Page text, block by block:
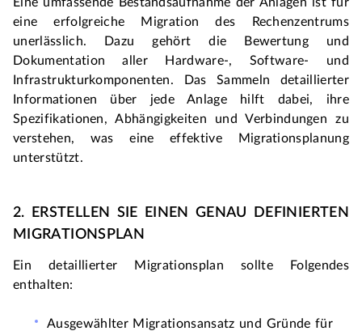
eine erfolgreiche Migration des Rechenzentrums
unerlässlich. Dazu gehört die Bewertung und
Dokumentation aller Hardware-, Software- und
Infrastrukturkomponenten. Das Sammeln detaillierter
Informationen über jede Anlage hilft dabei, ihre
Spezifikationen, Abhängigkeiten und Verbindungen zu
verstehen, was eine effektive Migrationsplanung
unterstützt.
2. ERSTELLEN SIE EINEN GENAU DEFINIERTEN
MIGRATIONSPLAN
Ein detaillierter Migrationsplan sollte Folgendes
enthalten:
Ausgewählter Migrationsansatz und Gründe für